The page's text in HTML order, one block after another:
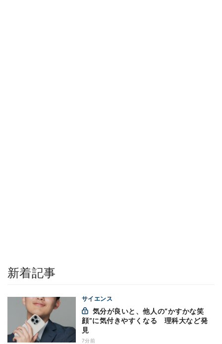
新着記事
サイエンス
顔”に気付きやすくなる 理科大など発
見
7分前